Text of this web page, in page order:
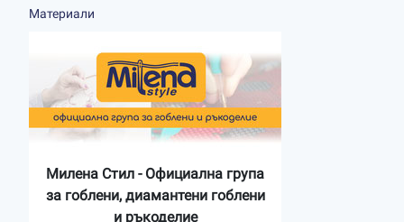
Материали
Милена Стил - Официална група
за гоблени, диамантени гоблени
и ръкоделие